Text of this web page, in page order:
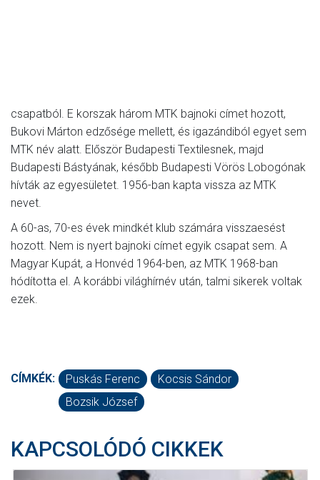
csapatból. E korszak három MTK bajnoki címet hozott,
Bukovi Márton edzősége mellett, és igazándiból egyet sem
MTK név alatt. Először Budapesti Textilesnek, majd
Budapesti Bástyának, később Budapesti Vörös Lobogónak
hívták az egyesületet. 1956-ban kapta vissza az MTK
nevet.
A 60-as, 70-es évek mindkét klub számára visszaesést
hozott. Nem is nyert bajnoki címet egyik csapat sem. A
Magyar Kupát, a Honvéd 1964-ben, az MTK 1968-ban
hódította el. A korábbi világhírnév után, talmi sikerek voltak
ezek.
CÍMKÉK: Puskás Ferenc
Kocsis Sándor
Bozsik József
KAPCSOLÓDÓ CIKKEK